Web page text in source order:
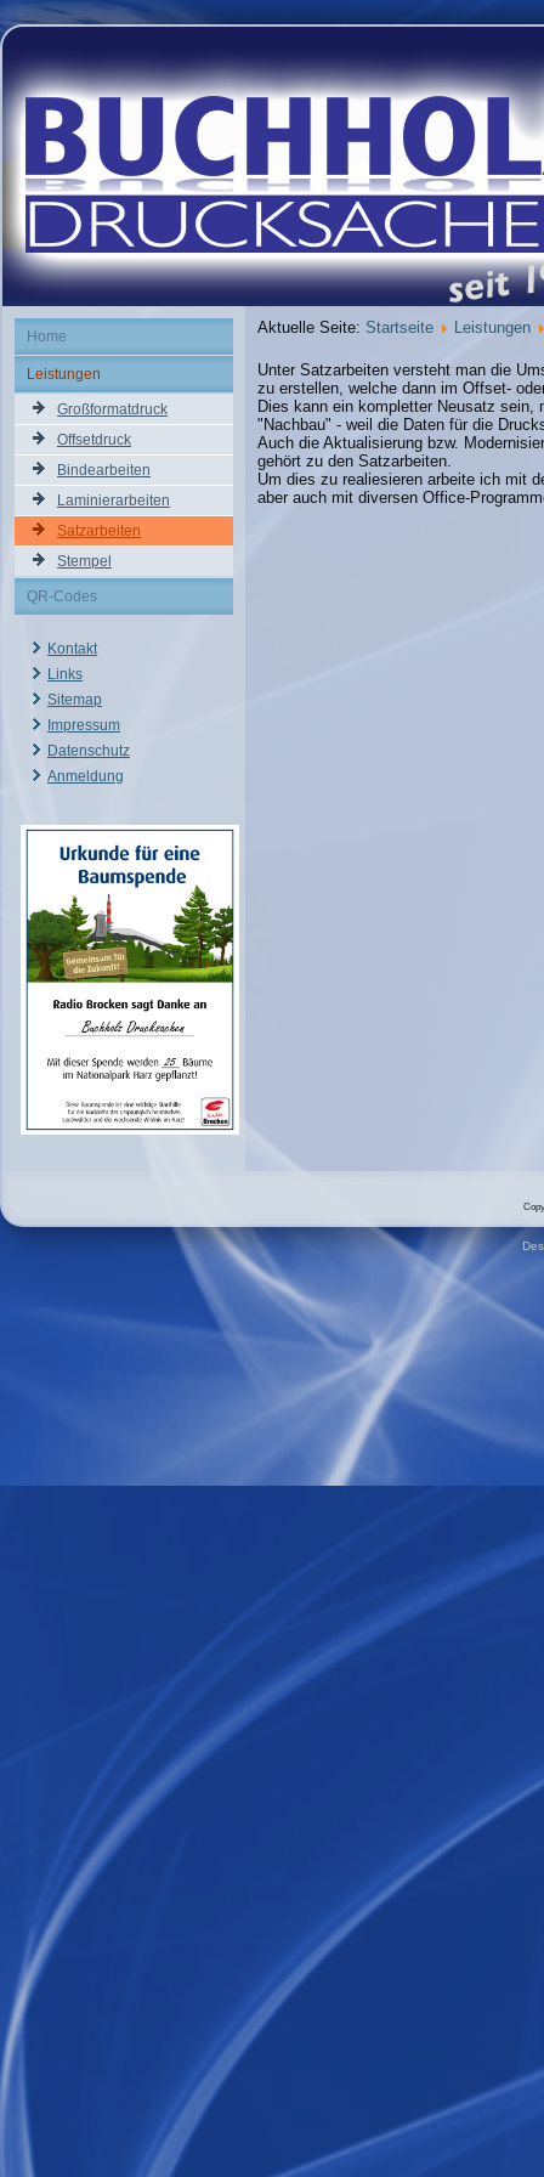
Home
Leistungen
Großformatdruck
Offsetdruck
Bindearbeiten
Laminierarbeiten
Satzarbeiten
Stempel
QR-Codes
Kontakt
Links
Sitemap
Impressum
Datenschutz
Anmeldung
Aktuelle Seite: Startseite Leistungen
Unter Satzarbeiten versteht man die
zu erstellen, welche dann im Offset-
Dies kann ein kompletter Neusatz sein,
"Nachbau" - weil die Daten für die
Auch die Aktualisierung bzw.
gehört zu den Satzarbeiten.
Um dies zu realiesieren arbeite ich mit
aber auch mit diversen Office-